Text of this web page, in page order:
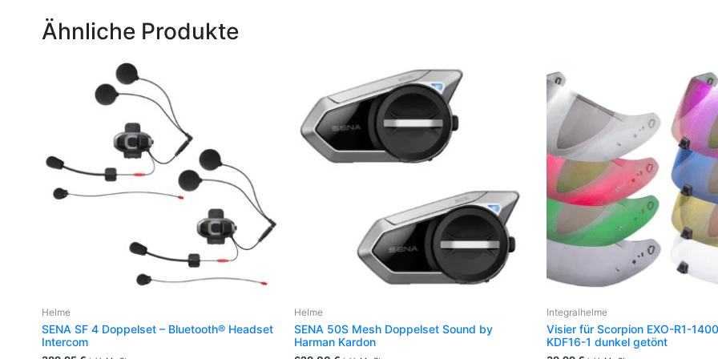
Ähnliche Produkte
Helme
SENA SF 4 Doppelset – Bluetooth® Headset
Intercom
Helme
SENA 50S Mesh Doppelset Sound by
Harman Kardon
Integralhelme
Visier für Scorpion EXO-R1-
KDF16-1 dunkel getönt